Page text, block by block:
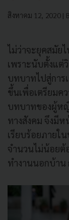
สิงหาคม 12, 2020 |
ไม่ว่าจะยุคสมัย
เพราะนับตั้งแต่
บทบาทไปสู่การ
ขึ้นเพื่อเตรียมค
บทบาทของผู้ห
ทางสังคม จึงมีห
เรียบร้อยภายใ
จำนวนไม่น้อยต้
ทำงานนอกบ้าน